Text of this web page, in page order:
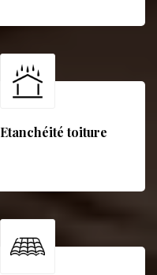
Etanchéité toiture